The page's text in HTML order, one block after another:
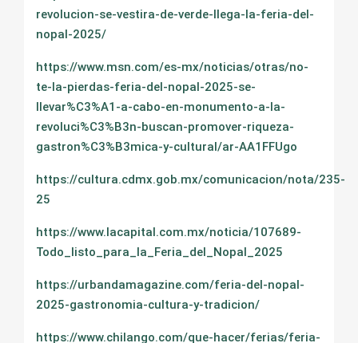
revolucion-se-vestira-de-verde-llega-la-feria-del-
nopal-2025/
https://www.msn.com/es-mx/noticias/otras/no-
te-la-pierdas-feria-del-nopal-2025-se-
llevar%C3%A1-a-cabo-en-monumento-a-la-
revoluci%C3%B3n-buscan-promover-riqueza-
gastron%C3%B3mica-y-cultural/ar-AA1FFUgo
https://cultura.cdmx.gob.mx/comunicacion/nota/235-
25
https://www.lacapital.com.mx/noticia/107689-
Todo_listo_para_la_Feria_del_Nopal_2025
https://urbandamagazine.com/feria-del-nopal-
2025-gastronomia-cultura-y-tradicion/
https://www.chilango.com/que-hacer/ferias/feria-